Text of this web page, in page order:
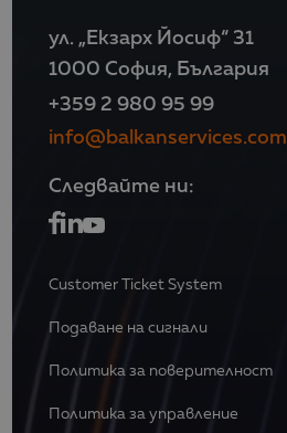
ул. „Екзарх Йосиф“ 31
1000 София, България
+359 2 980 95 99
info@balkanservices.com
Следвайте ни:
Customer Ticket System
Подаване на сигнали
Политика за поверителност
Политика за управление